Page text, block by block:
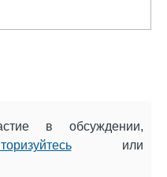
в обсуждении,
или